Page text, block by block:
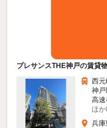
プレサンスTHE神戸の賃貸
西
神
高
ほか
兵庫